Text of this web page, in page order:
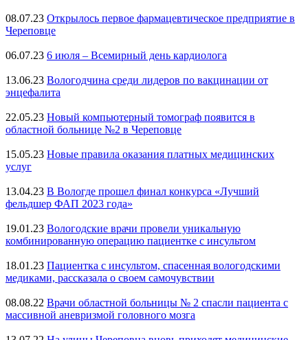
08.07.23 Открылось первое фармацевтическое предприятие в
Череповце
06.07.23 6 июля – Всемирный день кардиолога
13.06.23 Вологодчина среди лидеров по вакцинации от
энцефалита
22.05.23 Новый компьютерный томограф появится в
областной больнице №2 в Череповце
15.05.23 Новые правила оказания платных медицинских
услуг
13.04.23 В Вологде прошел финал конкурса «Лучший
фельдшер ФАП 2023 года»
19.01.23 Вологодские врачи провели уникальную
комбинированную операцию пациентке с инсультом
18.01.23 Пациентка с инсультом, спасенная вологодскими
медиками, рассказала о своем самочувствии
08.08.22 Врачи областной больницы № 2 спасли пациента с
массивной аневризмой головного мозга